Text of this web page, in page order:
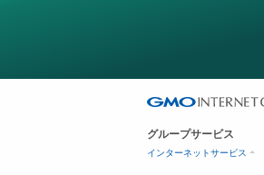
グループサービス
インターネットサービス